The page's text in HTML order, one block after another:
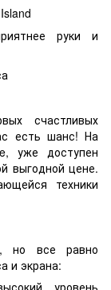
руки и
счастливых
есть шанс! На
уже доступен
выгодной цене.
техники
но все равно
и экрана:
уровень